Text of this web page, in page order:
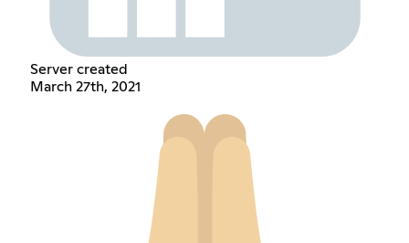
Server created
March 27th, 2021